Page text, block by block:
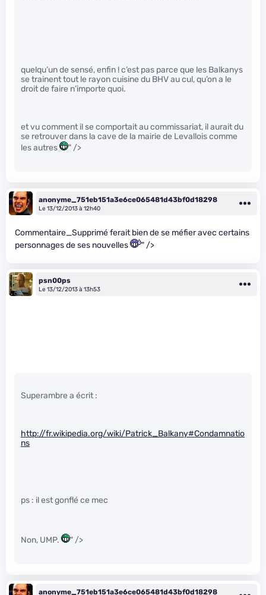
quelqu’un de sensé, enfin ! c’est pas parce que les Balkanys
se trainent tout le rayon cuisine du BHV au cul, qu’on a le
droit de faire n’importe quoi.
et vu comment il se comportait au commissariat, il aurait du
se retrouver dans la cave de la mairie de Levallois comme
les autres
" />
anonyme_751eb151a3e6ce065481d43bf0d18298
Le 13/12/2013 à 12h40
Commentaire_Supprimé ferait bien de se méfier avec certains
personnages de ses nouvelles
" />
psn00ps
Le 13/12/2013 à 13h53
Superambre a écrit :
http://fr.wikipedia.org/wiki/Patrick_Balkany#Condamnatio
ns
ps : il est gonflé ce mec
Non, UMP. " />
anonyme_751eb151a3e6ce065481d43bf0d18298